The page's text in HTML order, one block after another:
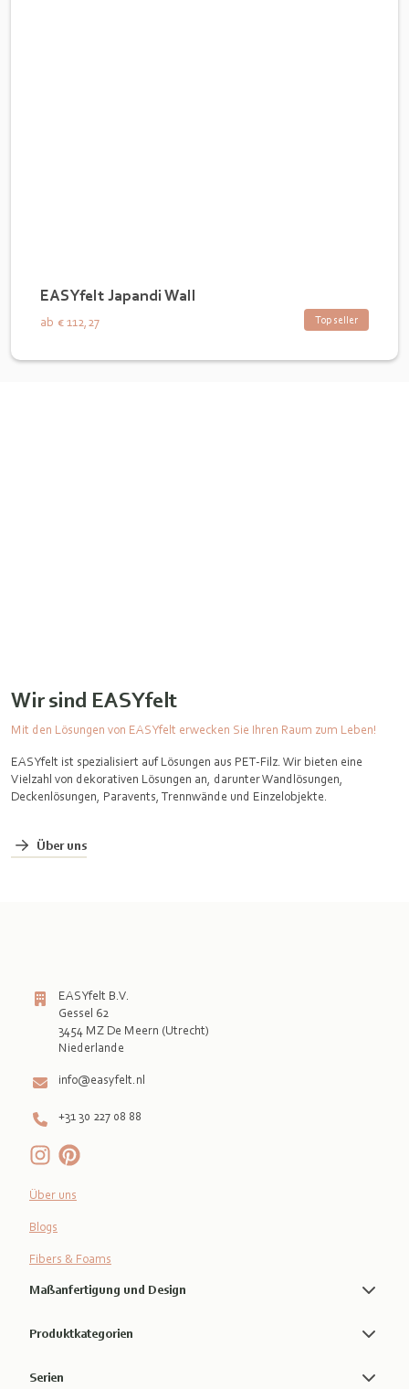
EASYfelt Japandi Wall
Top seller
ab € 112,27
Wir sind EASYfelt
Mit den Lösungen von EASYfelt erwecken Sie Ihren Raum zum Leben!
EASYfelt ist spezialisiert auf Lösungen aus PET-Filz. Wir bieten eine
Vielzahl von dekorativen Lösungen an, darunter Wandlösungen,
Deckenlösungen, Paravents, Trennwände und Einzelobjekte.
Über uns
EASYfelt B.V.
Gessel 62
3454 MZ De Meern (Utrecht)
info@easyfelt.nl
+31 30 227 08 88
Über uns
Blogs
Fibers & Foams
Maßanfertigung und Design
Produktkategorien
Serien